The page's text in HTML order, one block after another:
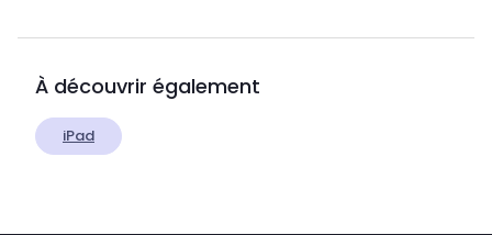
À découvrir également
iPad